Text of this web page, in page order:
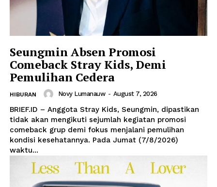
Seungmin Absen Promosi
Comeback Stray Kids, Demi
Pemulihan Cedera
HIBURAN Novy Lumanauw - August 7, 2026
BRIEF.ID – Anggota Stray Kids, Seungmin, dipastikan
tidak akan mengikuti sejumlah kegiatan promosi
comeback grup demi fokus menjalani pemulihan
kondisi kesehatannya. Pada Jumat (7/8/2026)
waktu...